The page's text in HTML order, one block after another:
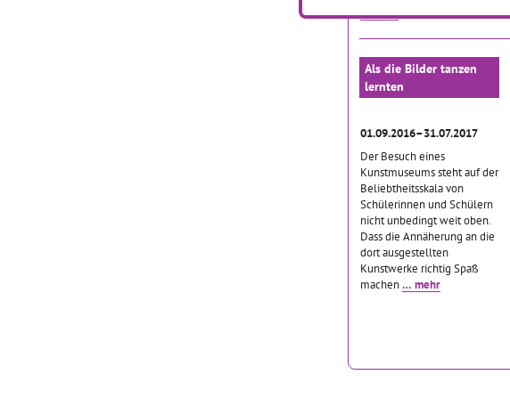
… mehr
Als die Bilder tanzen
lernten
01.09.2016–31.07.2017
Der Besuch eines
Kunstmuseums steht auf der
Beliebtheitsskala von
Schülerinnen und Schülern
nicht unbedingt weit oben.
Dass die Annäherung an die
dort ausgestellten
Kunstwerke richtig Spaß
machen… mehr